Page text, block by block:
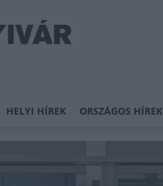
HELYI HÍREK ORSZÁGOS HÍREK